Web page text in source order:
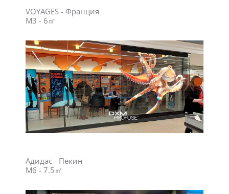
VOYAGES - Франция
M3 - 6㎡
Адидас - Пекин
M6 - 7.5㎡